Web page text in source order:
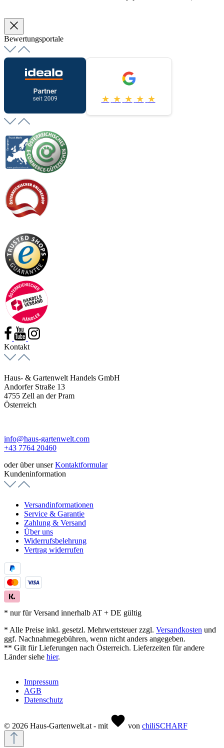
Bewertungsportale
★ ★ ★ ★ ★
Kontakt
Haus- & Gartenwelt Handels GmbH
Andorfer Straße 13
4755 Zell an der Pram
Österreich
info@haus-gartenwelt.com
+43 7764 20460
oder über unserKontaktformular
Kundeninformation
Versandinformationen
Service & Garantie
Zahlung & Versand
Über uns
Widerrufsbelehrung
Vertrag widerrufen
* nur für Versand innerhalb AT + DE gültig
* Alle Preise inkl. gesetzl. Mehrwertsteuer zzgl. Versandkosten und
ggf. Nachnahmegebühren, wenn nicht anders angegeben.
** Gilt für Lieferungen nach Österreich. Lieferzeiten für andere
Länder siehe hier.
Impressum
AGB
Datenschutz
© 2026 Haus-Gartenwelt.at - mit von chiliSCHARF